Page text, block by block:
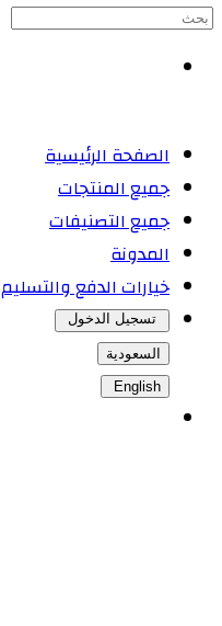
الصفحة الرئيسية
جميع المنتجات
جميع التصنيفات
المدونة
خيارات الدفع والتسليم
تسجيل الدخول
السعودية
English